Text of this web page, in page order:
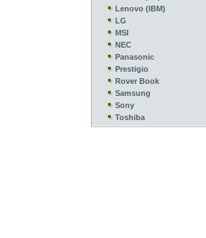
Lenovo (IBM)
LG
MSI
NEC
Panasonic
Prestigio
Rover Book
Samsung
Sony
Toshiba